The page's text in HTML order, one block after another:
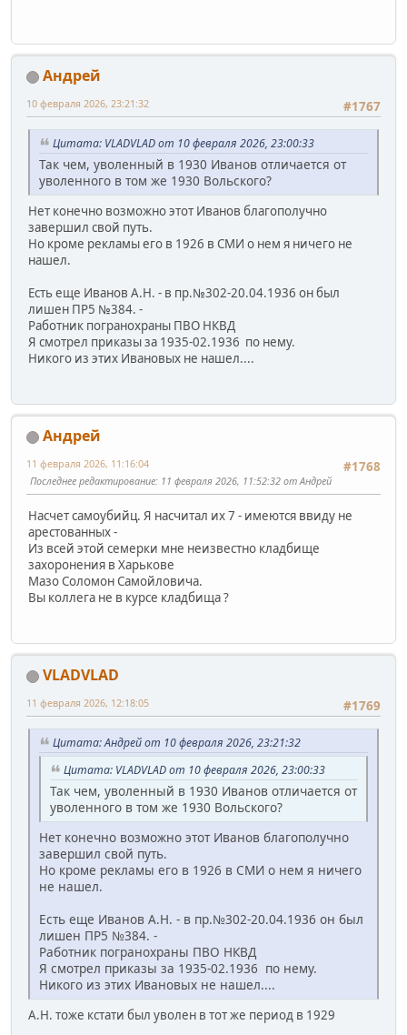
Андрей
#1767
10 февраля 2026, 23:21:32
Цитата: VLADVLAD от 10 февраля 2026, 23:00:33
Так чем, уволенный в 1930 Иванов отличается от
уволенного в том же 1930 Вольского?
Нет конечно возможно этот Иванов благополучно
завершил свой путь.
Но кроме рекламы его в 1926 в СМИ о нем я ничего не
нашел.
Есть еще Иванов А.Н. - в пр.№302-20.04.1936 он был
лишен ПР5 №384. -
Работник погранохраны ПВО НКВД
Я смотрел приказы за 1935-02.1936 по нему.
Никого из этих Ивановых не нашел....
Андрей
#1768
11 февраля 2026, 11:16:04
Последнее редактирование: 11 февраля 2026, 11:52:32 от Андрей
Насчет самоубийц. Я насчитал их 7 - имеются ввиду не
арестованных -
Из всей этой семерки мне неизвестно кладбище
захоронения в Харькове
Мазо Соломон Самойловича.
Вы коллега не в курсе кладбища ?
VLADVLAD
#1769
11 февраля 2026, 12:18:05
Цитата: Андрей от 10 февраля 2026, 23:21:32
Цитата: VLADVLAD от 10 февраля 2026, 23:00:33
Так чем, уволенный в 1930 Иванов отличается от
уволенного в том же 1930 Вольского?
Нет конечно возможно этот Иванов благополучно
завершил свой путь.
Но кроме рекламы его в 1926 в СМИ о нем я ничего
не нашел.
Есть еще Иванов А.Н. - в пр.№302-20.04.1936 он был
лишен ПР5 №384. -
Работник погранохраны ПВО НКВД
Я смотрел приказы за 1935-02.1936 по нему.
Никого из этих Ивановых не нашел....
А.Н. тоже кстати был уволен в тот же период в 1929